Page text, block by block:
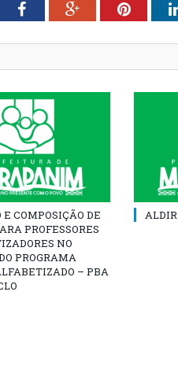
FacebookGoogle+
E COMPOSIÇÃO DE
PROFESSORES
NO
PROGRAMA
– PBA